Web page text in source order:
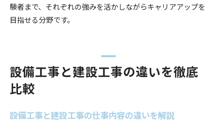
験者まで、それぞれの強みを活かしながらキャリアアップを
目指せる分野です。
設備工事と建設工事の違いを徹底
比較
設備工事と建設工事の仕事内容の違いを解説